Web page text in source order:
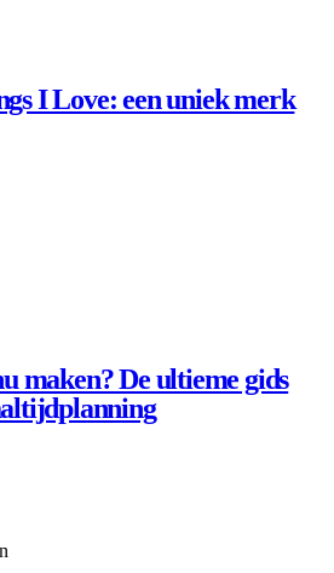
I Love: een uniek merk
maken? De ultieme gids